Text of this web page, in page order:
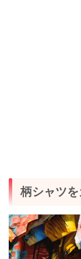
柄シャツ